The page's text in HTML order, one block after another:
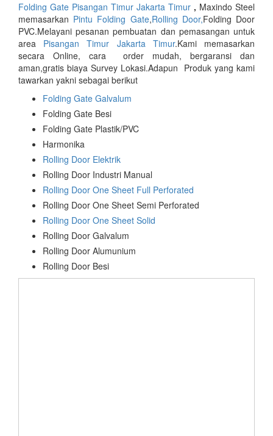
Folding Gate Pisangan Timur Jakarta Timur , Maxindo Steel
memasarkan Pintu Folding Gate,Rolling Door,Folding Door
PVC.Melayani pesanan pembuatan dan pemasangan untuk
area Pisangan Timur Jakarta Timur.Kami memasarkan
secara Online, cara order mudah, bergaransi dan
aman,gratis biaya Survey Lokasi.Adapun Produk yang kami
tawarkan yakni sebagai berikut
Folding Gate Galvalum
Folding Gate Besi
Folding Gate Plastik/PVC
Harmonika
Rolling Door Elektrik
Rolling Door Industri Manual
Rolling Door One Sheet Full Perforated
Rolling Door One Sheet Semi Perforated
Rolling Door One Sheet Solid
Rolling Door Galvalum
Rolling Door Alumunium
Rolling Door Besi